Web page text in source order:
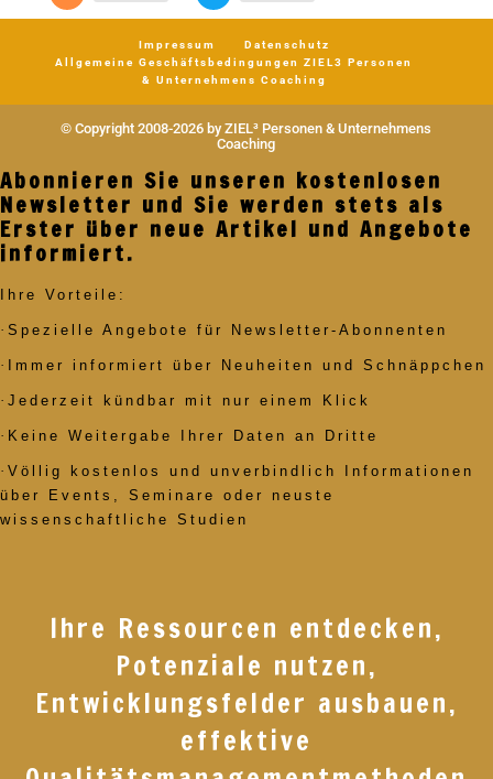
Impressum
Datenschutz
Allgemeine Geschäftsbedingungen ZIEL3 Personen
& Unternehmens Coaching
© Copyright 2008-2026 by ZIEL³ Personen & Unternehmens
Coaching
Abonnieren Sie unseren kostenlosen
Newsletter und Sie werden stets als
Erster über neue Artikel und Angebote
informiert.
Ihre Vorteile:
· Spezielle Angebote für Newsletter-Abonnenten
· Immer informiert über Neuheiten und Schnäppchen
· Jederzeit kündbar mit nur einem Klick
· Keine Weitergabe Ihrer Daten an Dritte
· Völlig kostenlos und unverbindlich Informationen
über Events, Seminare oder neuste
wissenschaftliche Studien
Ihre Ressourcen entdecken,
Potenziale nutzen,
Entwicklungsfelder ausbauen,
effektive